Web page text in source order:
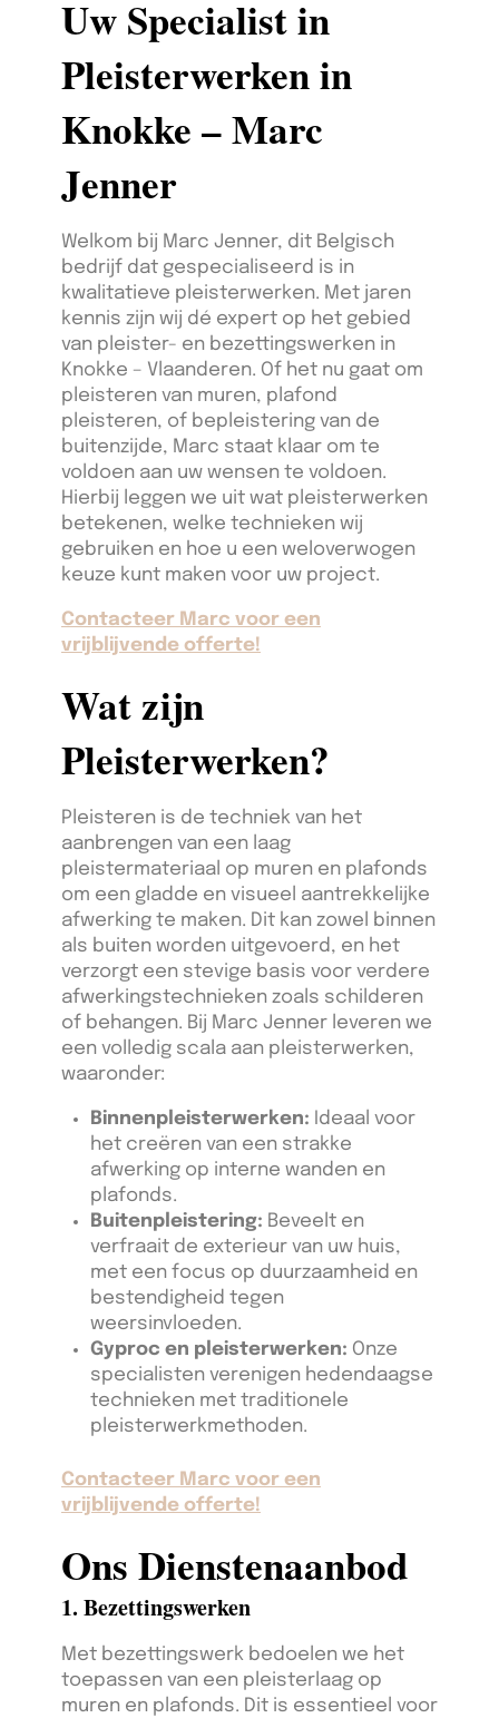
Uw Specialist in
Pleisterwerken in
Knokke – Marc
Jenner
Welkom bij Marc Jenner, dit Belgisch
bedrijf dat gespecialiseerd is in
kwalitatieve pleisterwerken. Met jaren
kennis zijn wij dé expert op het gebied
van pleister- en bezettingswerken in
Knokke – Vlaanderen. Of het nu gaat om
pleisteren van muren, plafond
pleisteren, of bepleistering van de
buitenzijde, Marc staat klaar om te
voldoen aan uw wensen te voldoen.
Hierbij leggen we uit wat pleisterwerken
betekenen, welke technieken wij
gebruiken en hoe u een weloverwogen
keuze kunt maken voor uw project.
Contacteer Marc voor een
vrijblijvende offerte!
Wat zijn
Pleisterwerken?
Pleisteren is de techniek van het
aanbrengen van een laag
pleistermateriaal op muren en plafonds
om een gladde en visueel aantrekkelijke
afwerking te maken. Dit kan zowel binnen
als buiten worden uitgevoerd, en het
verzorgt een stevige basis voor verdere
afwerkingstechnieken zoals schilderen
of behangen. Bij Marc Jenner leveren we
een volledig scala aan pleisterwerken,
waaronder:
Binnenpleisterwerken: Ideaal voor
het creëren van een strakke
afwerking op interne wanden en
plafonds.
Buitenpleistering: Beveelt en
verfraait de exterieur van uw huis,
met een focus op duurzaamheid en
bestendigheid tegen
weersinvloeden.
Gyproc en pleisterwerken: Onze
specialisten verenigen hedendaagse
technieken met traditionele
pleisterwerkmethoden.
Contacteer Marc voor een
vrijblijvende offerte!
Ons Dienstenaanbod
1. Bezettingswerken
Met bezettingswerk bedoelen we het
toepassen van een pleisterlaag op
muren en plafonds. Dit is essentieel voor